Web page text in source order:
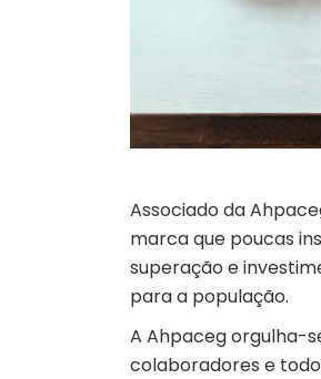
Associado da
marca que poucas
superação e
para a população.
A Ahpaceg orgulha-
colaboradores e